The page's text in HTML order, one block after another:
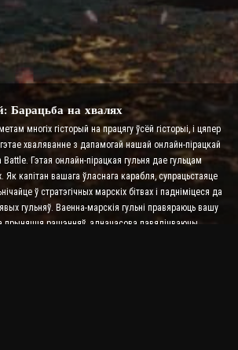
Барацьба на хвалях
многіх гісторый на працягу ўсёй гісторыі, і цяпер
хваляванне з дапамогай нашай онлайн-пірацкай
Battle. Гэтая онлайн-пірацкая гульня дае гульцам
капітан вашага ўласнага карабля, супрацьстаяце
ў стратэгічных марскіх бітвах і падніміцеся да
гульняў. Ваенна-марскія гульні правяраюць вашу
прыняцця рашэнняў, адначасова павялічваючы